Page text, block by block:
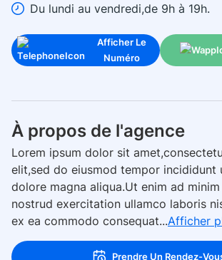
Du lundi au vendredi,de 9h à 19h.
Afficher Le
Numéro
À propos de l'agence
Lorem ipsum dolor sit
elit,sed do eiusmod tempor incididunt
dolore magna aliqua.Ut enim ad
nostrud exercitation ullamco laboris
ex ea commodo consequat...Afficher
Prendre Un Rendez-